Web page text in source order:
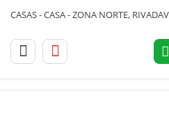
CASAS - CASA - ZONA NORTE,